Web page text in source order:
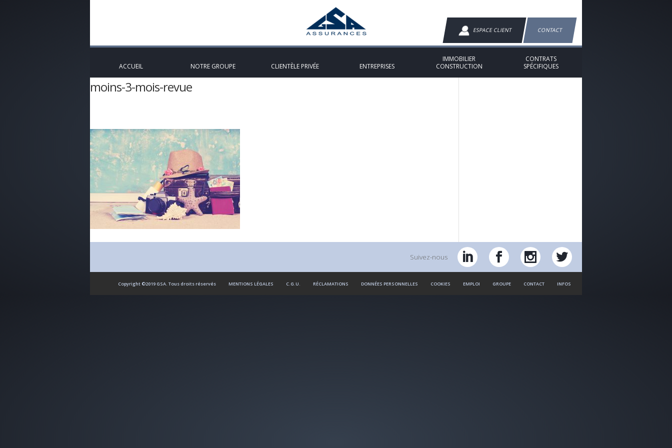
ESPACE CLIENT CONTACT
ACCUEIL NOTRE GROUPE CLIENTÈLE PRIVÉE ENTREPRISES
IMMOBILIER
CONSTRUCTION
CONTRATS
SPÉCIFIQUES
moins-3-mois-revue
Suivez-nous
Copyright ©2019 GSA. Tous droits réservés MENTIONS LÉGALES C.G.U. RÉCLAMATIONS DONNÉES PERSONNELLES COOKIES EMPLOI GROUPE CONTACT INFOS